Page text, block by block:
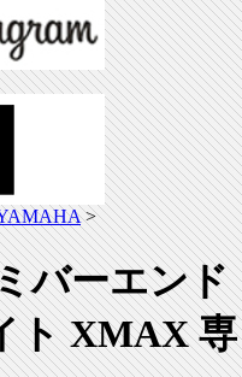
>
バーエンド
ト XMAX 専